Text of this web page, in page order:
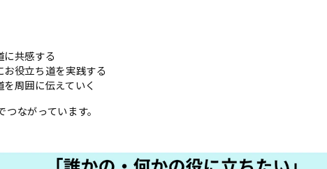
に共感する
お役立ち道を実践する
を周囲に伝えていく
つながっています。